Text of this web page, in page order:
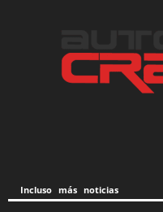
Incluso más noticias